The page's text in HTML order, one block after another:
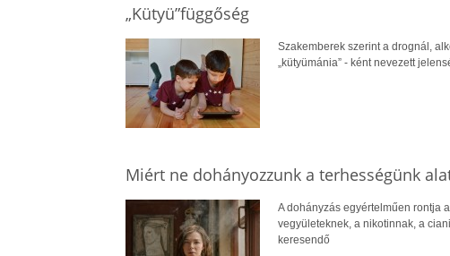
„Kütyü”függőség
Szakemberek szerint a drognál,
„kütyümánia” - ként nevezett
Miért ne dohányozzunk a terhességünk
A dohányzás egyértelműen rontja
vegyületeknek, a nikotinnak, a
keresendő